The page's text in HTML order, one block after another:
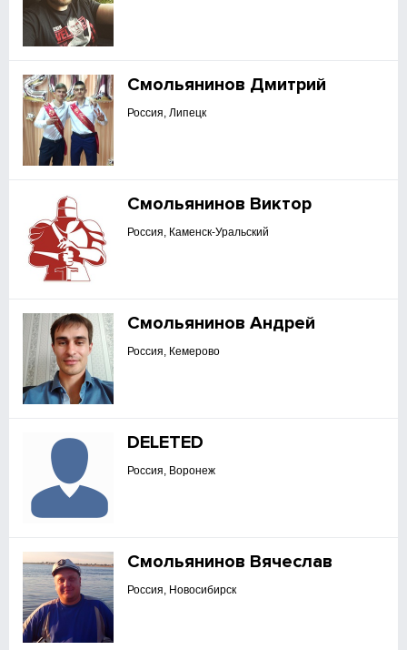
Смольянинов Дмитрий
Россия, Липецк
Смольянинов Виктор
Россия, Каменск-Уральский
Смольянинов Андрей
Россия, Кемерово
DELETED
Россия, Воронеж
Смольянинов Вячеслав
Россия, Новосибирск